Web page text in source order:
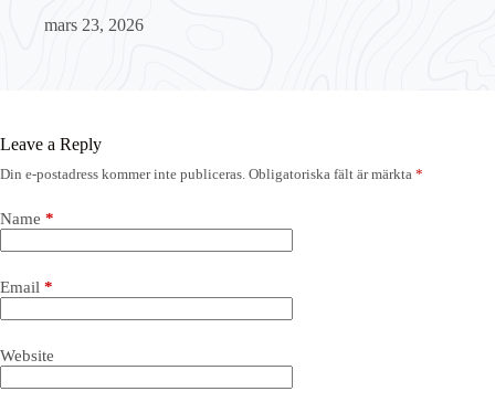
mars 23, 2026
Leave a Reply
Din e-postadress kommer inte publiceras. Obligatoriska fält är märkta *
Name *
Email *
Website